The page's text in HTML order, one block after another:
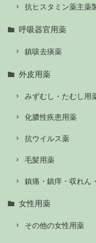
抗ヒスタミン薬主薬
呼吸器官用薬
鎮咳去痰薬
外皮用薬
みずむし・たむし用
化膿性疾患用薬
抗ウイルス薬
毛髪用薬
鎮痛・鎮痒・収れん
女性用薬
その他の女性用薬